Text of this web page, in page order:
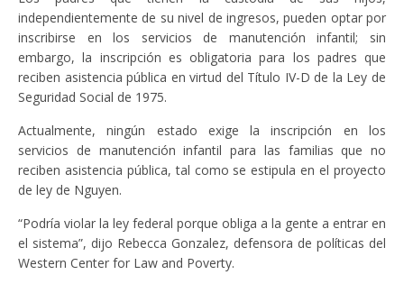
independientemente de su nivel de ingresos, pueden optar por
inscribirse en los servicios de manutención infantil; sin
embargo, la inscripción es obligatoria para los padres que
reciben asistencia pública en virtud del Título IV-D de la Ley de
Seguridad Social de 1975.
Actualmente, ningún estado exige la inscripción en los
servicios de manutención infantil para las familias que no
reciben asistencia pública, tal como se estipula en el proyecto
de ley de Nguyen.
“Podría violar la ley federal porque obliga a la gente a entrar en
el sistema”, dijo Rebecca Gonzalez, defensora de políticas del
Western Center for Law and Poverty.